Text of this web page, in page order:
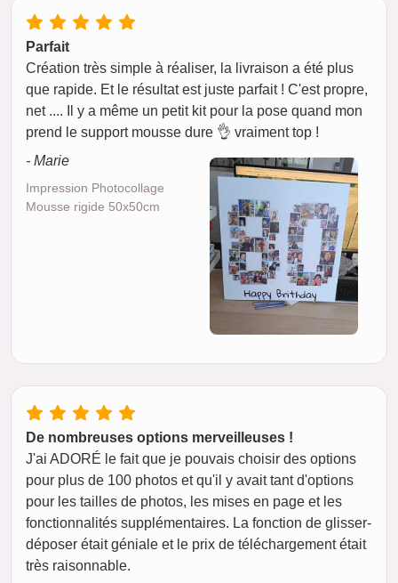
Parfait
Création très simple à réaliser, la livraison a été plus
que rapide. Et le résultat est juste parfait ! C'est propre,
net .... Il y a même un petit kit pour la pose quand mon
prend le support mousse dure 👌 vraiment top !
- Marie
Impression Photocollage
Mousse rigide 50x50cm
De nombreuses options merveilleuses !
J'ai ADORÉ le fait que je pouvais choisir des options
pour plus de 100 photos et qu'il y avait tant d'options
pour les tailles de photos, les mises en page et les
fonctionnalités supplémentaires. La fonction de glisser-
déposer était géniale et le prix de téléchargement était
très raisonnable.